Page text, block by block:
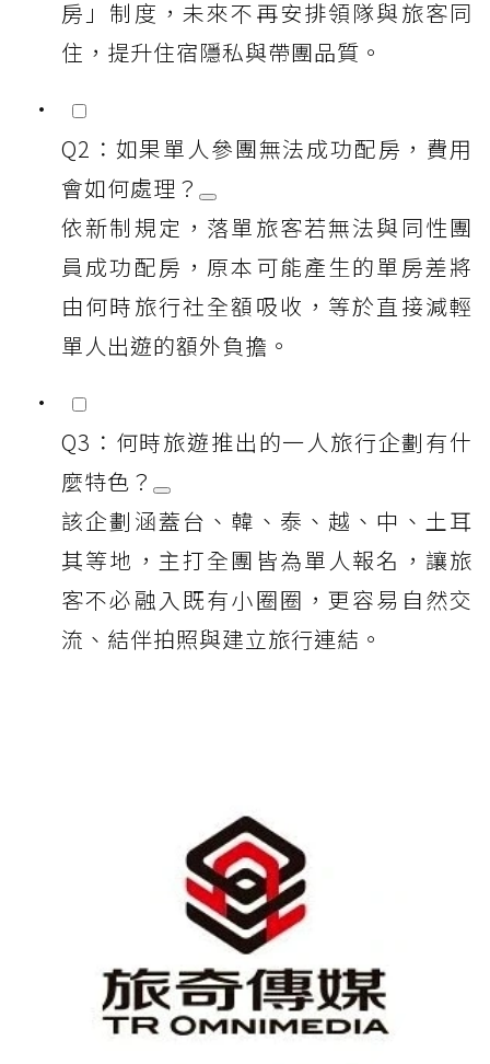
房」制度，未來不再安排領隊與旅客同
住，提升住宿隱私與帶團品質。
Q2：如果單人參團無法成功配房，費用
會如何處理？
依新制規定，落單旅客若無法與同性團
員成功配房，原本可能產生的單房差將
由何時旅行社全額吸收，等於直接減輕
單人出遊的額外負擔。
Q3：何時旅遊推出的一人旅行企劃有什
麼特色？
該企劃涵蓋台、韓、泰、越、中、土耳
其等地，主打全團皆為單人報名，讓旅
客不必融入既有小圈圈，更容易自然交
流、結伴拍照與建立旅行連結。